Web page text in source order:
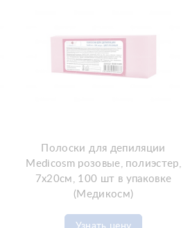
Полоски для депиляции
Medicosm розовые, полиэстер,
7х20см, 100 шт в упаковке
(Медикосм)
Узнать цену